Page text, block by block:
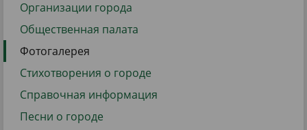
Организации города
Общественная палата
Фотогалерея
Стихотворения о городе
Справочная информация
Песни о городе